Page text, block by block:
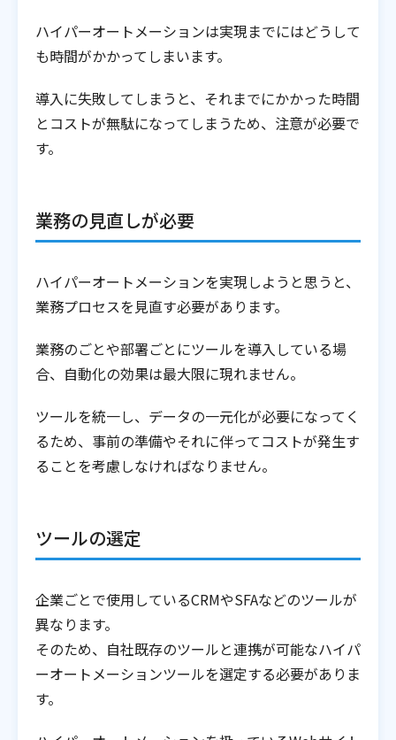
ハイパーオートメーションは実現までにはどうして
も時間がかかってしまいます。
導入に失敗してしまうと、それまでにかかった時間
とコストが無駄になってしまうため、注意が必要で
す。
業務の見直しが必要
ハイパーオートメーションを実現しようと思うと、
業務プロセスを見直す必要があります。
業務のごとや部署ごとにツールを導入している場
合、自動化の効果は最大限に現れません。
ツールを統一し、データの一元化が必要になってく
るため、事前の準備やそれに伴ってコストが発生す
ることを考慮しなければなりません。
ツールの選定
企業ごとで使用しているCRMやSFAなどのツールが
異なります。
そのため、自社既存のツールと連携が可能なハイパ
ーオートメーションツールを選定する必要がありま
す。